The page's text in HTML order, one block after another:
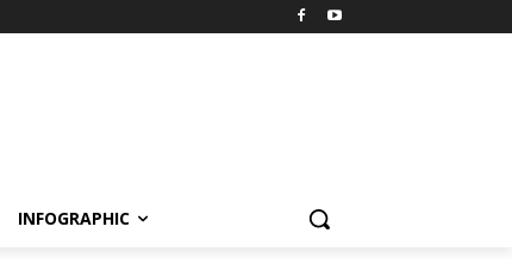
INFOGRAPHIC